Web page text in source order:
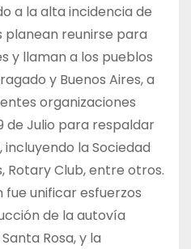
a la alta incidencia de
planean reunirse para
y llaman a los pueblos
y Buenos Aires, a
organizaciones
de Julio para respaldar
la Sociedad
Rotary Club, entre otros.
fue unificar esfuerzos
de la autovía
Rosa, y la